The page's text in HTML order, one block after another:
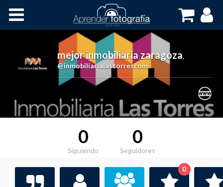
Cursos OnLine
mejor inmobiliaria zaragoza,
@inmobiliarialastorrescom
0
Siguiendo
0
Seguidores
0